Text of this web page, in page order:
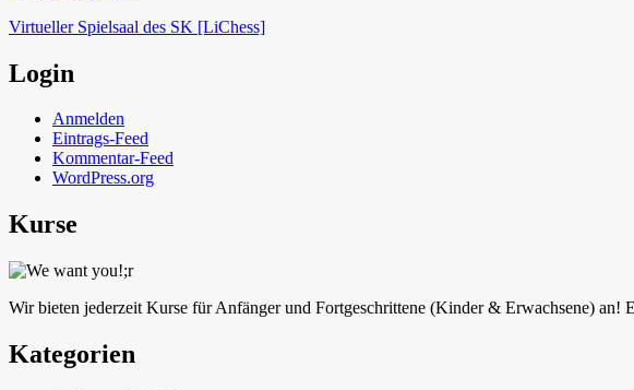
Virtueller Spielsaal des SK [LiChess]
Login
Anmelden
Eintrags-Feed
Kommentar-Feed
WordPress.org
Kurse
Wir bieten jederzeit Kurse für Anfänger und Fortgeschrittene (Kinder & Erwachsene) an!
Kategorien